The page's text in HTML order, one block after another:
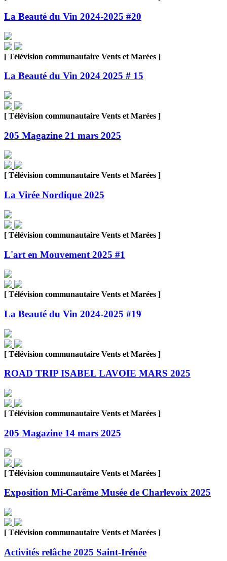
La Beauté du Vin 2024-2025 #20
[ Télévision communautaire Vents et Marées ]
La Beauté du Vin 2024 2025 # 15
[ Télévision communautaire Vents et Marées ]
205 Magazine 21 mars 2025
[ Télévision communautaire Vents et Marées ]
La Virée Nordique 2025
[ Télévision communautaire Vents et Marées ]
L'art en Mouvement 2025 #1
[ Télévision communautaire Vents et Marées ]
La Beauté du Vin 2024-2025 #19
[ Télévision communautaire Vents et Marées ]
ROAD TRIP ISABEL LAVOIE MARS 2025
[ Télévision communautaire Vents et Marées ]
205 Magazine 14 mars 2025
[ Télévision communautaire Vents et Marées ]
Exposition Mi-Carême Musée de Charlevoix 2025
[ Télévision communautaire Vents et Marées ]
Activités relâche 2025 Saint-Irénée